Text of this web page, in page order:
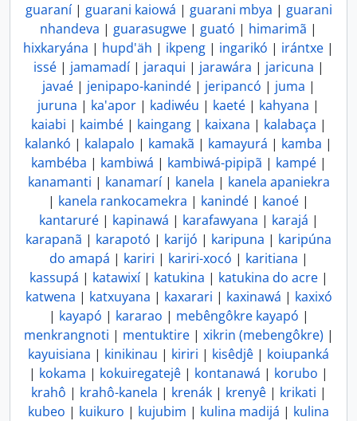
guaraní| guarani kaiowá | guarani mbya | guarani
nhandeva | guarasugwe | guató | himarimã |
hixkaryána | hupd'äh | ikpeng | ingarikó | irántxe |
issé| jamamadí| jaraqui | jarawára | jaricuna |
javaé| jenipapo-kanindé| jeripancó | juma |
juruna | ka'apor | kadiwéu | kaeté | kahyana |
kaiabi | kaimbé| kaingang| kaixana | kalabaça |
kalankó | kalapalo | kamakã | kamayurá | kamba |
kambéba | kambiwá | kambiwá-pipipã | kampé|
kanamanti | kanamarí| kanela | kanela apaniekra
| kanela rankocamekra | kanindé | kanoé |
kantaruré| kapinawá | karafawyana | karajá |
karapanã | karapotó | karijó | karipuna | karipúna
do amapá | kariri | kariri-xocó | karitiana |
kassupá | katawixí| katukina | katukina do acre|
katwena | katxuyana | kaxarari | kaxinawá | kaxixó
| kayapó | kararao | mebêngôkre kayapó |
menkrangnoti | mentuktire| xikrin (mebengôkre) |
kayuisiana | kinikinau | kiriri | kisêdjê | koiupanká
| kokama | kokuiregatejê | kontanawá | korubo |
krahô | krahô-kanela | krenák| krenyê| krikati |
kubeo | kuikuro | kujubim | kulina madijá | kulina